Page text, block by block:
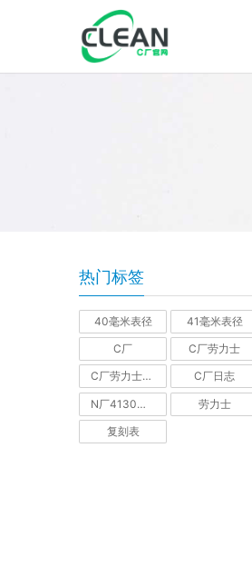
热门标签
40毫米表径 41毫米表径
C厂 C厂劳力士
C厂劳力士水鬼 C厂日志
N厂4130机芯迪通拿 劳力士
复刻表